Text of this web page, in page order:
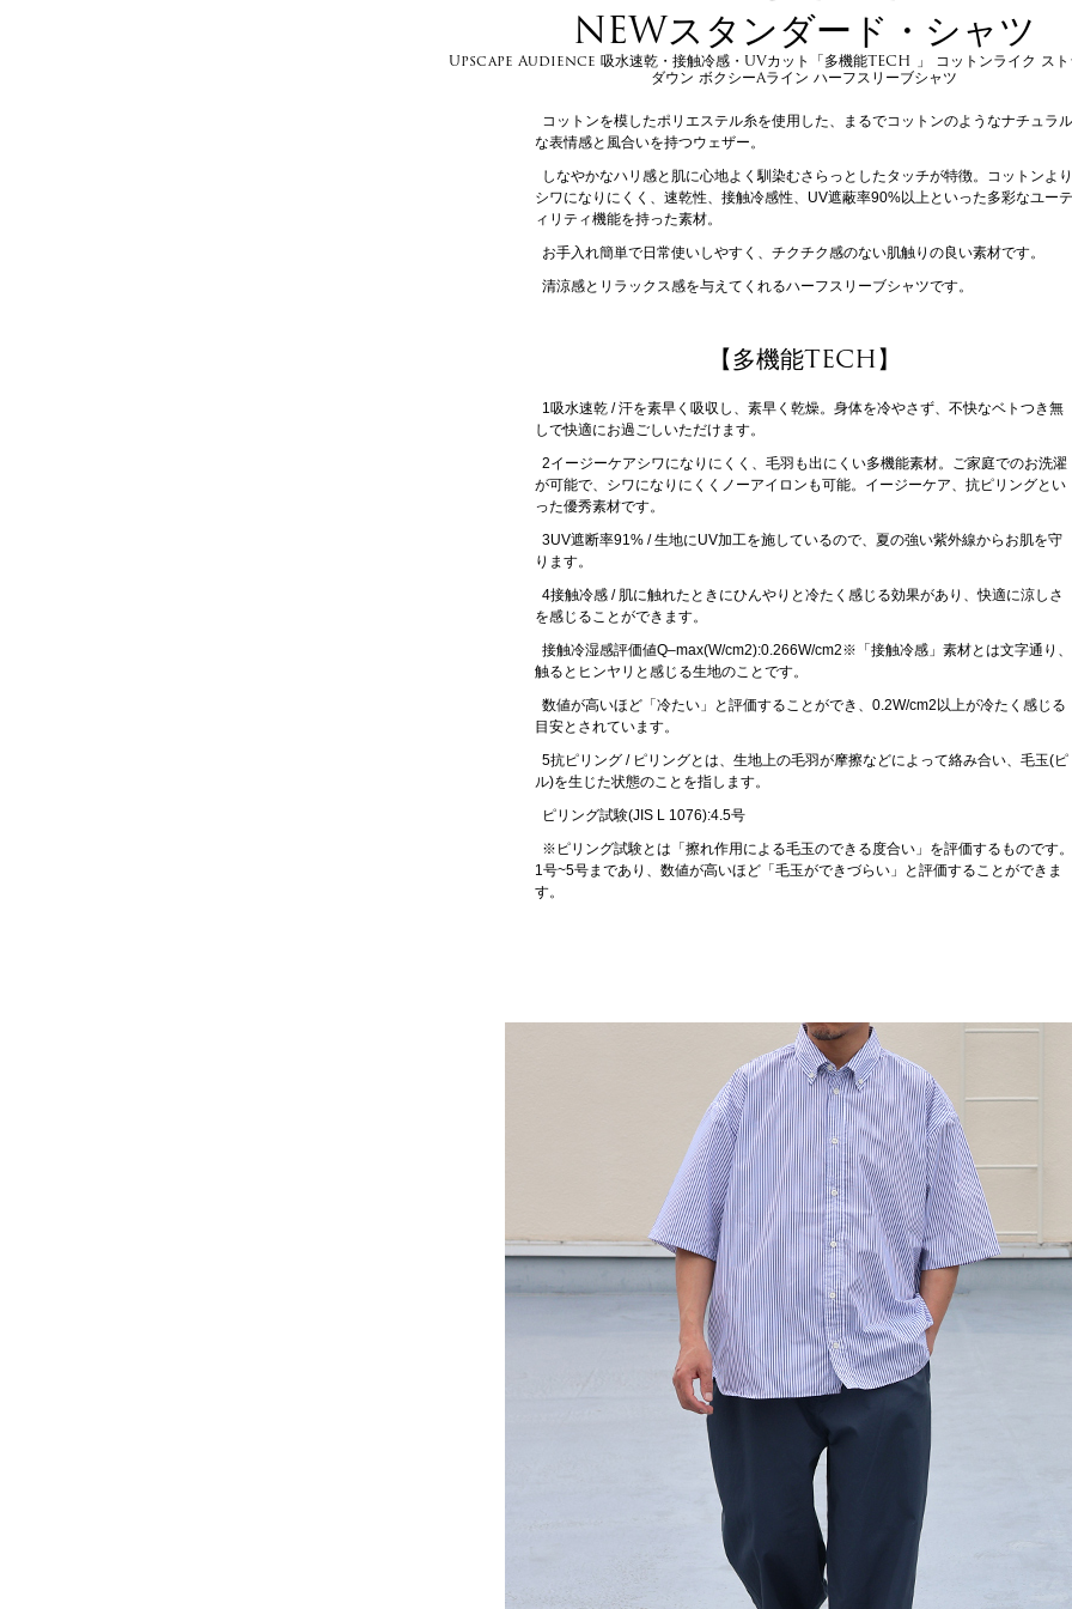
NEWスタンダード・シャツ
Upscape Audience 吸水速乾・接触冷感・UVカット「多機能TECH 」 コットンライク スト
ダウン ボクシーAライン ハーフスリーブシャツ
コットンを模したポリエステル糸を使用した、まるでコットンのようなナチュラル
な表情感と風合いを持つウェザー。
しなやかなハリ感と肌に心地よく馴染むさらっとしたタッチが特徴。コットンより
シワになりにくく、速乾性、接触冷感性、UV遮蔽率90%以上といった多彩なユーテ
ィリティ機能を持った素材。
お手入れ簡単で日常使いしやすく、チクチク感のない肌触りの良い素材です。
清涼感とリラックス感を与えてくれるハーフスリーブシャツです。
【多機能TECH】
1吸水速乾 / 汗を素早く吸収し、素早く乾燥。身体を冷やさず、不快なベトつき無
しで快適にお過ごしいただけます。
2イージーケアシワになりにくく、毛羽も出にくい多機能素材。ご家庭でのお洗濯
が可能で、シワになりにくくノーアイロンも可能。イージーケア、抗ピリングとい
った優秀素材です。
3UV遮断率91% / 生地にUV加工を施しているので、夏の強い紫外線からお肌を守
ります。
4接触冷感 / 肌に触れたときにひんやりと冷たく感じる効果があり、快適に涼しさ
を感じることができます。
接触冷湿感評価値Q‒max(W/cm2):0.266W/cm2※「接触冷感」素材とは文字通り、
触るとヒンヤリと感じる生地のことです。
数値が高いほど「冷たい」と評価することができ、0.2W/cm2以上が冷たく感じる
目安とされています。
5抗ピリング / ピリングとは、生地上の毛羽が摩擦などによって絡み合い、毛玉(ピ
ル)を生じた状態のことを指します。
ピリング試験(JIS L 1076):4.5号
※ピリング試験とは「擦れ作用による毛玉のできる度合い」を評価するものです。
1号~5号まであり、数値が高いほど「毛玉ができづらい」と評価することができま
す。